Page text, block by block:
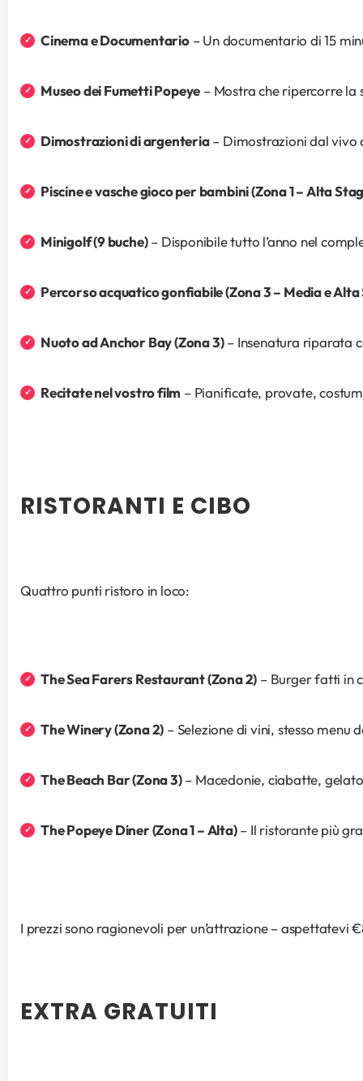
Cinema e Documentario – Un documentario di 15
Museo dei Fumetti Popeye – Mostra che ripercorre
Dimostrazioni di argenteria – Dimostrazioni dal vivo
Piscine e vasche gioco per bambini (Zona 1 – Alta
Minigolf (9 buche) – Disponibile tutto l’anno nel
Percorso acquatico gonfiabile (Zona 3 – Media e
Nuoto ad Anchor Bay (Zona 3) – Insenatura riparata
Recitate nel vostro film – Pianificate, provate,
RISTORANTI E CIBO
Quattro punti ristoro in loco:
The Sea Farers Restaurant (Zona 2) – Burger fatti in
The Winery (Zona 2) – Selezione di vini, stesso menu
The Beach Bar (Zona 3) – Macedonie, ciabatte,
The Popeye Diner (Zona 1 – Alta) – Il ristorante più
I prezzi sono ragionevoli per un’attrazione – aspettatevi
EXTRA GRATUITI